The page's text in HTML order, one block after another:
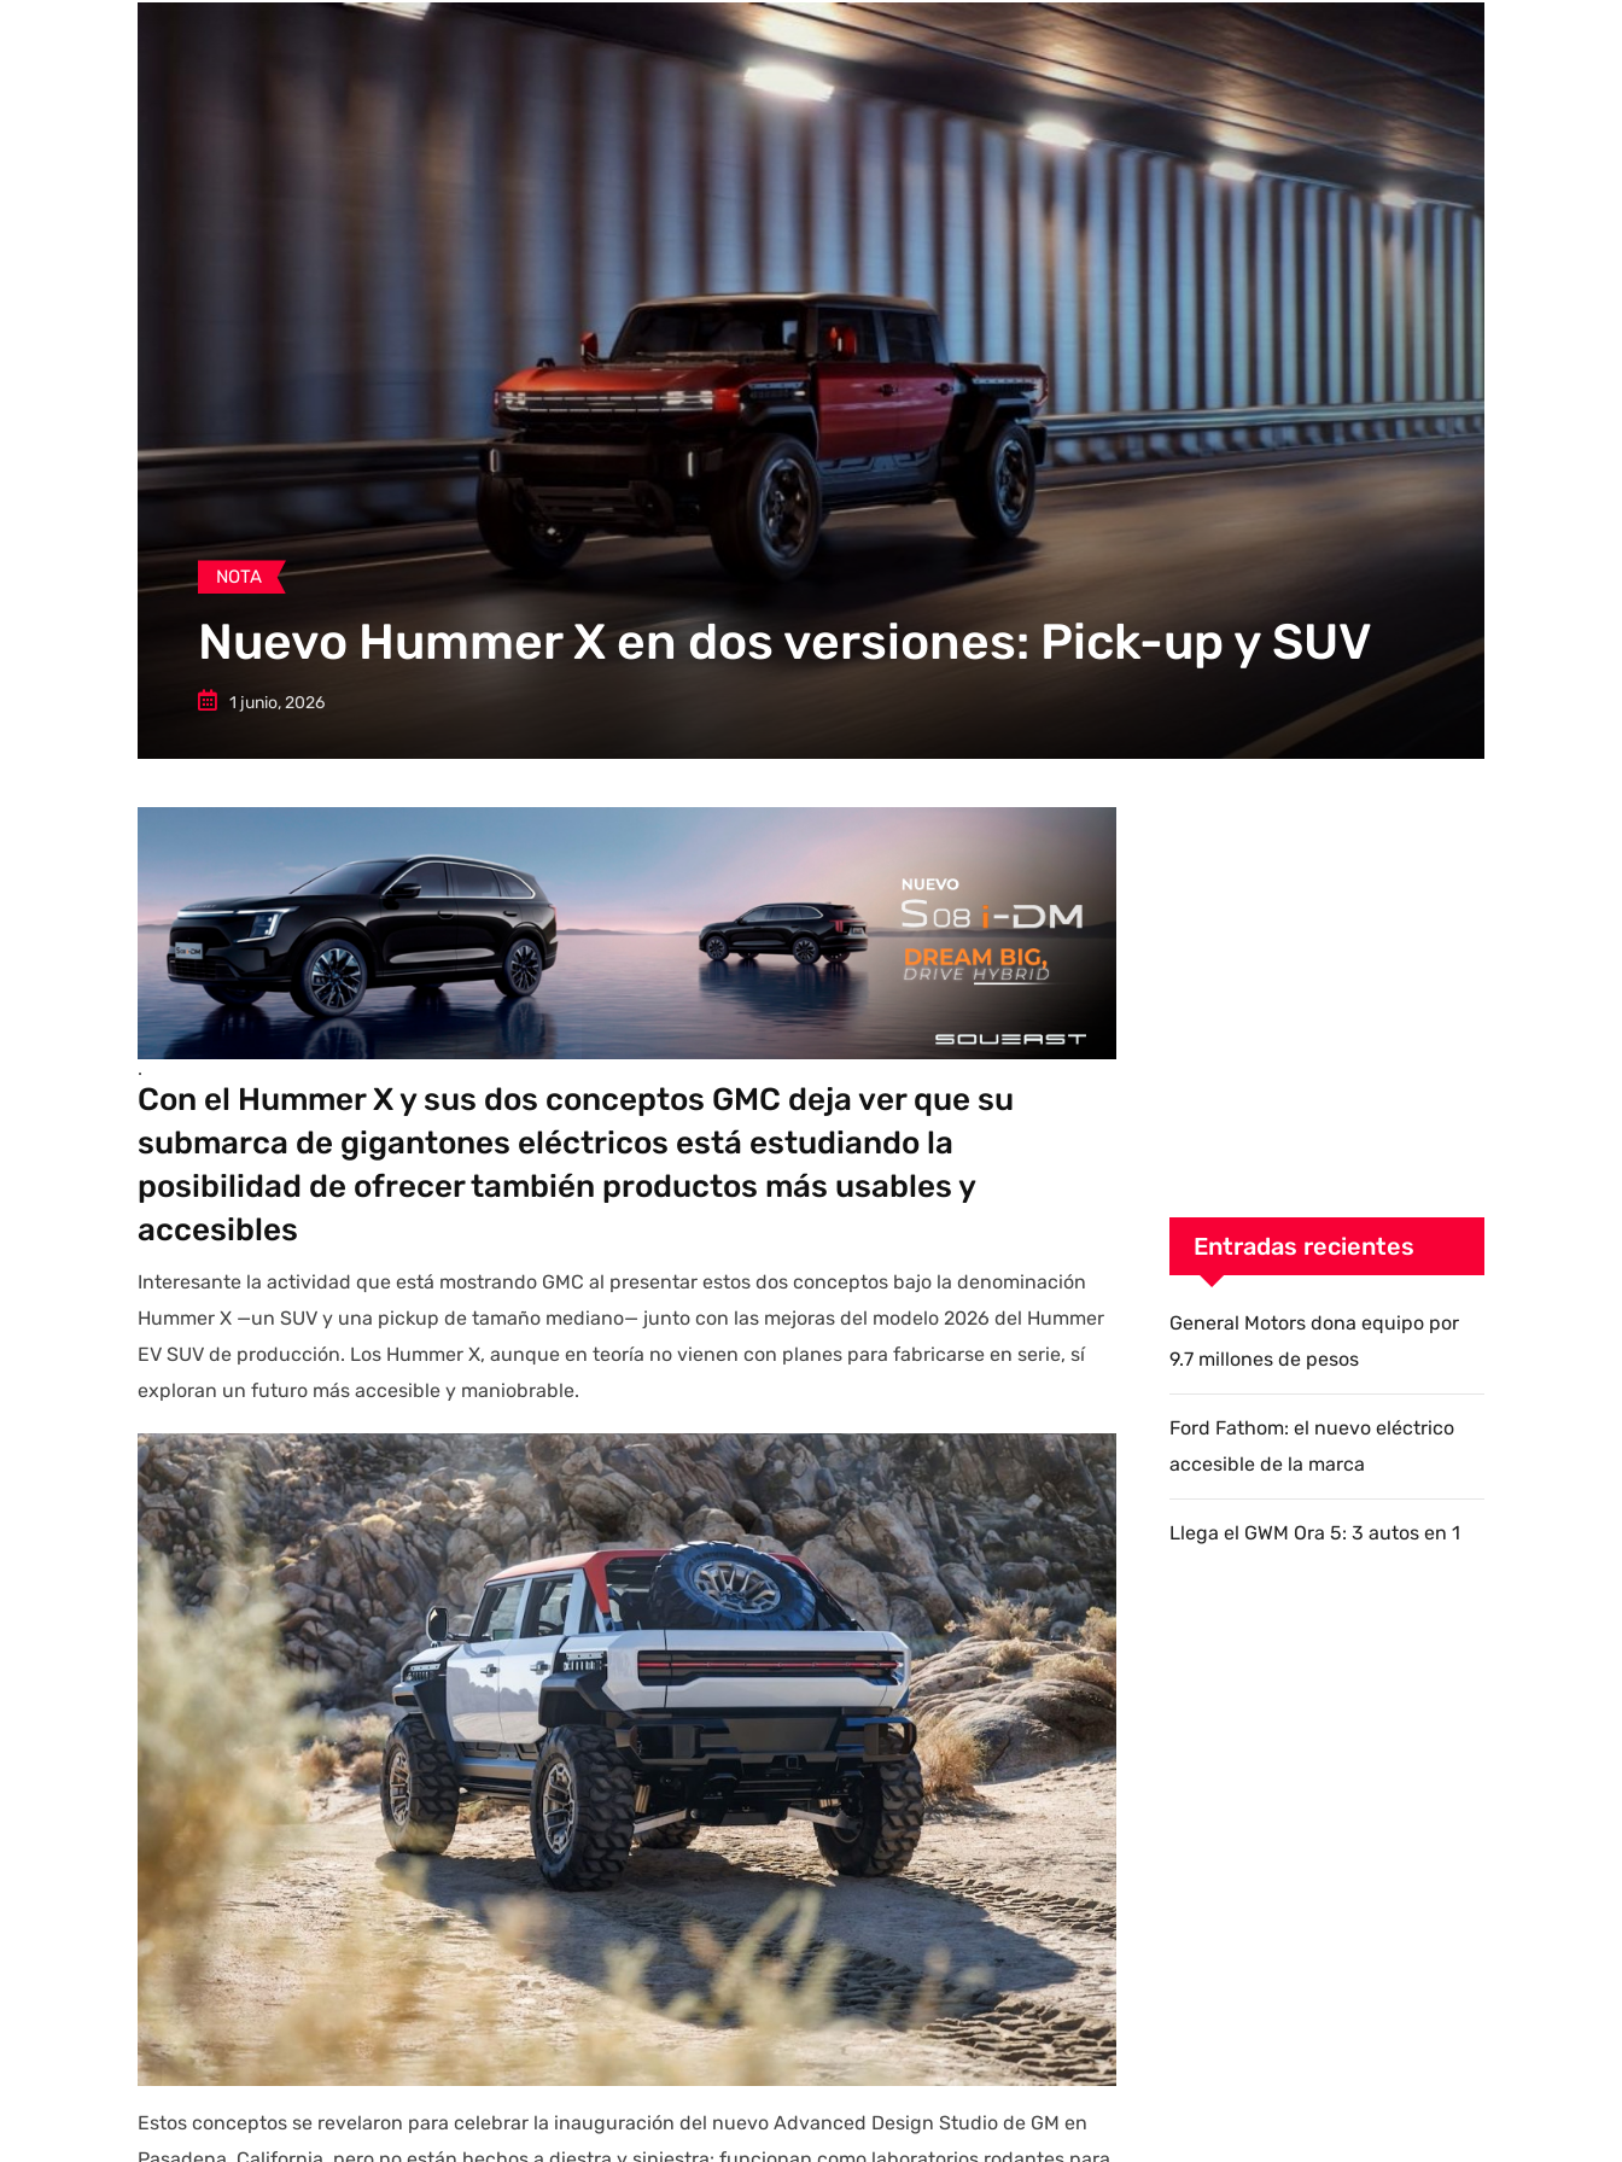
NOTA
Nuevo Hummer X en dos versiones: Pick-up y SUV
1 junio, 2026
.
Con el Hummer X y sus dos conceptos GMC deja ver que su
submarca de gigantones eléctricos está estudiando la
posibilidad de ofrecer también productos más usables y
accesibles
Interesante la actividad que está mostrando GMC al presentar estos dos conceptos bajo la denominación
Hummer X —un SUV y una pickup de tamaño mediano— junto con las mejoras del modelo 2026 del Hummer
EV SUV de producción. Los Hummer X, aunque en teoría no vienen con planes para fabricarse en serie, sí
exploran un futuro más accesible y maniobrable.
Estos conceptos se revelaron para celebrar la inauguración del nuevo Advanced Design Studio de GM en
Entradas recientes
General Motors dona equipo por
9.7 millones de pesos
Ford Fathom: el nuevo eléctrico
accesible de la marca
Llega el GWM Ora 5: 3 autos en 1